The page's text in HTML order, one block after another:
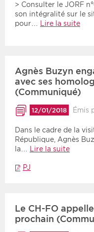
> Consulter le JORF
son intégralité sur le
pour…
Lire la suite
Agnès Buzyn
avec ses
(Communiqué)
12/01/2018 Émis
Dans le cadre de la
République, Agnès
la… Lire la suite
PJ
Le CH-FO
prochain